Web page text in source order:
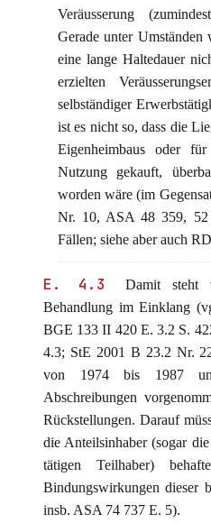
Veräusserung
Gerade unter
eine lange Haltedauer
erzielten
selbständiger
ist es nicht so, dass die
Eigenheimbaus oder
Nutzung gekauft,
worden wäre (im
Nr. 10, ASA 48 359,
Fällen; siehe aber auch
E. 4.3
Damit steht
Behandlung im Einklang
BGE 133 II 420 E. 3.2 S.
4.3; StE 2001 B 23.2 Nr.
von 1974 bis 1987
Abschreibungen
Rückstellungen. Darauf
die Anteilsinhaber (sogar
tätigen Teilhaber)
Bindungswirkungen dieser
insb. ASA 74 737 E. 5).